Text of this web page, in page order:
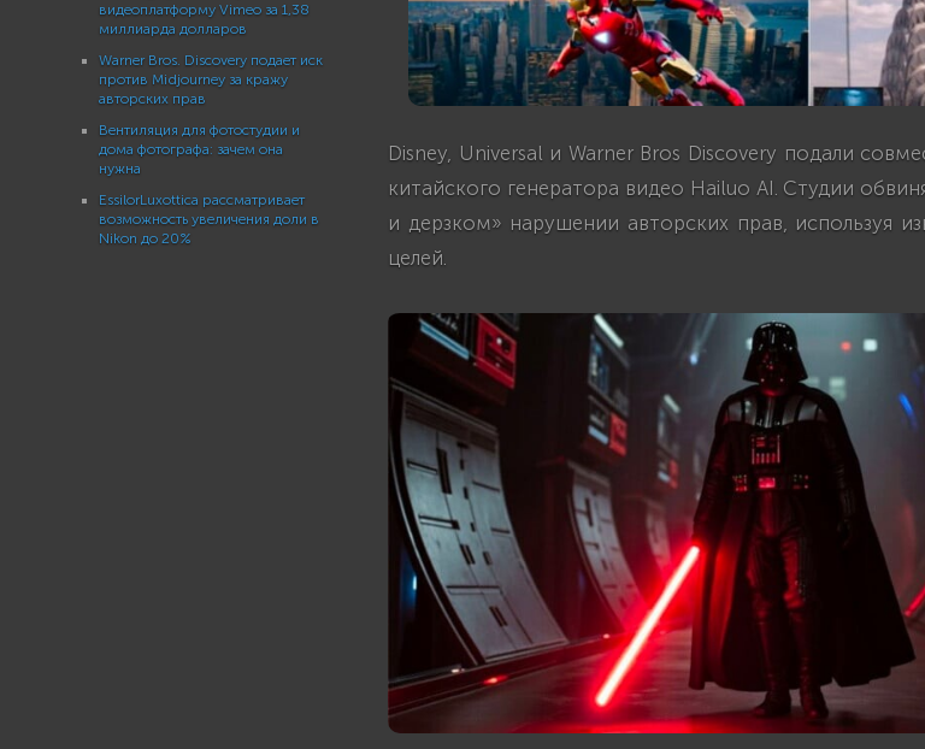
видеоплатформу Vimeo за 1,38
миллиарда долларов
Warner Bros. Discovery подает иск
против Midjourney за кражу
авторских прав
Вентиляция для фотостудии и
дома фотографа: зачем она
нужна
EssilorLuxottica рассматривает
возможность увеличения доли в
Nikon до 20%
Disney, Universal и Warner Bros Discovery подали
китайского генератора видео Hailuo AI. Студии
и дерзком» нарушении авторских прав, используя
целей.